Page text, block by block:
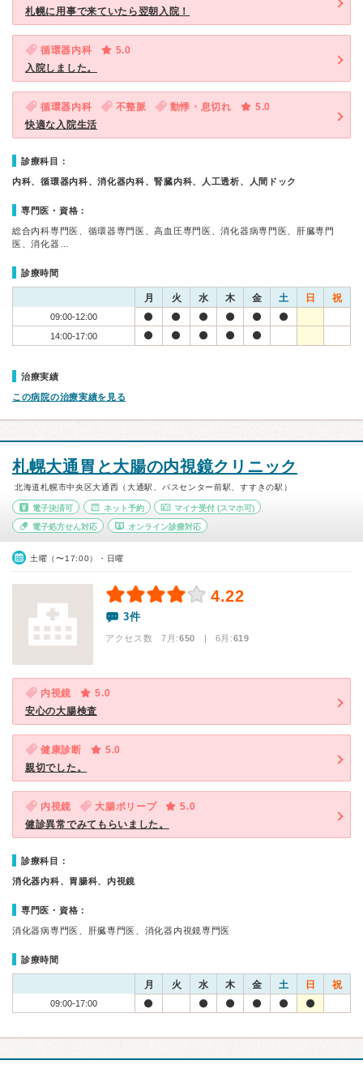
札幌に用事で来ていたら翌朝入院！
循環器内科
5.0
入院しました。
循環器内科 不整脈 動悸・息切れ
5.0
快適な入院生活
診療科目：
内科、循環器内科、消化器内科、腎臓内科、人工透析、人間ドック
専門医・資格：
総合内科専門医、循環器専門医、高血圧専門医、消化器病専門医、肝臓専門
医、消化器…
診療時間
月 火 水 木 金 土 日 祝
09:00-12:00
14:00-17:00
治療実績
この病院の治療実績を見る
札幌大通胃と大腸の内視鏡クリニック
北海道札幌市中央区大通西（大通駅、バスセンター前駅、すすきの駅）
電子決済可 ネット予約 マイナ受付 (スマホ可)
電子処方せん対応 オンライン診療対応
土曜（〜17:00）・日曜
4.22
3件
アクセス数 7月:650 | 6月:619
内視鏡
5.0
安心の大腸検査
健康診断
5.0
親切でした。
内視鏡 大腸ポリープ
5.0
健診異常でみてもらいました。
診療科目：
消化器内科、胃腸科、内視鏡
専門医・資格：
消化器病専門医、肝臓専門医、消化器内視鏡専門医
診療時間
月 火 水 木 金 土 日 祝
09:00-17:00